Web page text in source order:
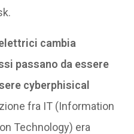
cambia
passano da essere
cyberphisical
fra IT (Information
Technology) era